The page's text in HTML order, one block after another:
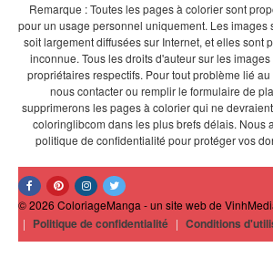
Remarque : Toutes les pages à colorier sont
pour un usage personnel uniquement. Les images
soit largement diffusées sur Internet, et elles sont
inconnue. Tous les droits d'auteur sur les
propriétaires respectifs. Pour tout problème lié
nous contacter ou remplir le formulaire de
supprimerons les pages à colorier qui ne
coloringlibcom dans les plus brefs délais. Nous
politique de confidentialité pour protéger vos
© 2026 ColoriageManga - un site web de
| Politique de confidentialité | Conditions